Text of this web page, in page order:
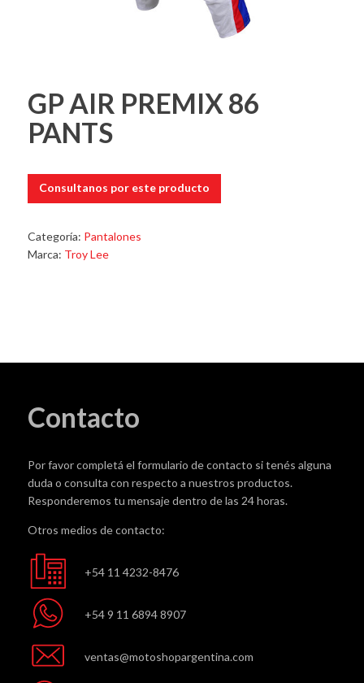
GP AIR PREMIX 86
PANTS
Consultanos por este producto
Categoría: Pantalones
Marca: Troy Lee
Contacto
Por favor completá el formulario de contacto si tenés alguna
duda o consulta con respecto a nuestros productos.
Responderemos tu mensaje dentro de las 24 horas.
Otros medios de contacto:
+54 11 4232-8476
+54 9 11 6894 8907
ventas@motoshopargentina.com